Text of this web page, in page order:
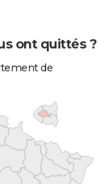
ont quittés ?
de